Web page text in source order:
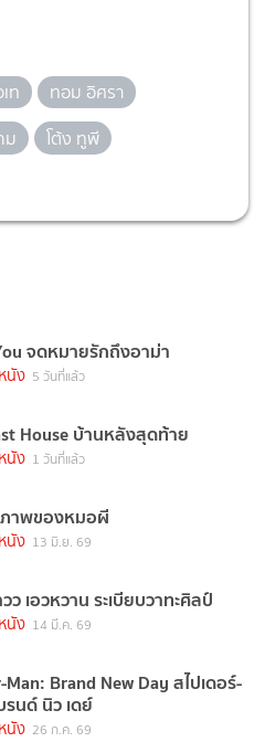
ท
ทอม อิศรา
ม โต้ง ทูพี
จดหมายรักถึงอาม่า
นัง 5 วันที่แล้ว
House บ้านหลังสุดท้าย
นัง 1 วันที่แล้ว
าพของหมอผี
นัง 13 มิ.ย. 69
ว เอวหวาน ระเบียบวาทะศิลป์
นัง 14 มี.ค. 69
Man: Brand New Day สไปเดอร์-
นด์ นิว เดย์
นัง 26 ก.ค. 69